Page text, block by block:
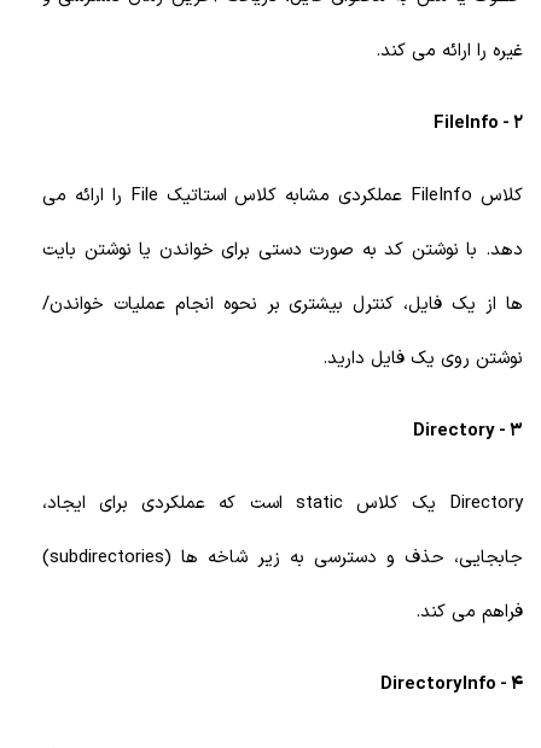
غیره را ارائه می کند.
2 - FileInfo
کلاس FileInfo عملکردی مشابه کلاس استاتیک File را ارائه می
دهد. با نوشتن کد به صورت دستی برای خواندن یا نوشتن بایت
ها از یک فایل، کنترل بیشتری بر نحوه انجام عملیات خواندن/
نوشتن روی یک فایل دارید.
3 - Directory
Directory یک کلاس static است که عملکردی برای ایجاد،
جابجایی، حذف و دسترسی به زیر شاخه ها (subdirectories)
فراهم می کند.
4 - DirectoryInfo